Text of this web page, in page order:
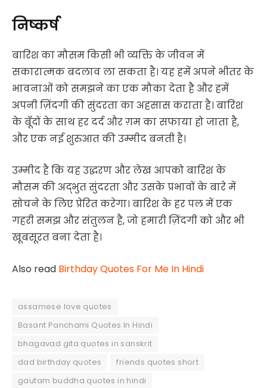
निष्कर्ष
बारिश का मौसम किसी भी व्यक्ति के जीवन में
सकारात्मक बदलाव ला सकता है। यह हमें अपने भीतर के
भावनाओं को समझने का एक मौका देता है और हमें
अपनी ज़िंदगी की सुंदरता का अहसास कराता है। बारिश
के बूँदों के साथ हर दर्द और ग़म का सफाया हो जाता है,
और एक नई शुरुआत की उम्मीद बनती है।
उम्मीद है कि यह उद्धरण और लेख आपको बारिश के
मौसम की अद्भुत सुंदरता और उसके प्रभावों के बारे में
सोचने के लिए प्रेरित करेगा। बारिश के हर पल में एक
गहरी समझ और संतुलन है, जो हमारी ज़िंदगी को और भी
खूबसूरत बना देता है।
Also read Birthday Quotes For Me In Hindi
assamese love quotes
Basant Panchami Quotes In Hindi
bhagavad gita quotes in sanskrit
dad birthday quotes
friends quotes short
gautam buddha quotes in hindi